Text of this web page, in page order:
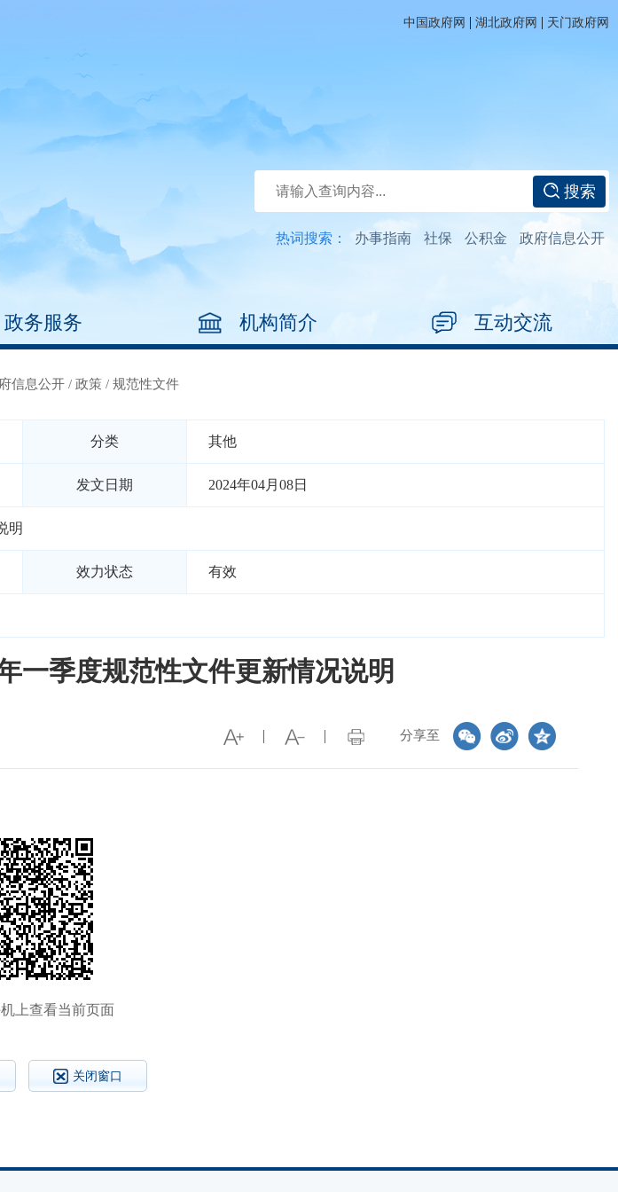
中国政府网 | 湖北政府网 | 天门政府网
搜索
热词搜索： 办事指南 社保 公积金 政府信息公开
政务服务 机构简介 互动交流
信息公开 / 政策 / 规范性文件
分类 其他
发文日期 2024年04月08日
明
效力状态 有效
一季度规范性文件更新情况说明
分享至
上查看当前页面
关闭窗口